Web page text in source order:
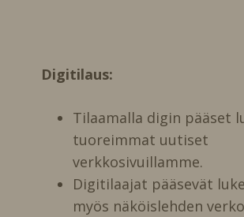
Digitilaus:
Tilaamalla digin pääset
tuoreimmat uutiset
verkkosivuillamme.
Digitilaajat pääsevät
myös näköislehden